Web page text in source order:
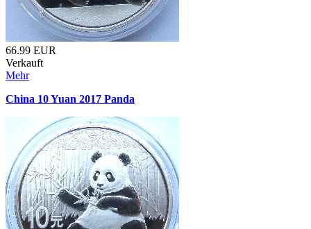
66.99 EUR
Verkauft
Mehr
China 10 Yuan 2017 Panda